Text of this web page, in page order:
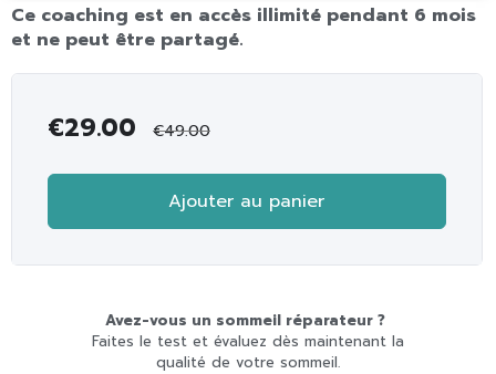
Ce coaching est en accès illimité pendant 6 mois
et ne peut être partagé.
€29.00 €49.00
Ajouter au panier
Avez-vous un sommeil réparateur ?
Faites le test et évaluez dès maintenant la
qualité de votre sommeil.